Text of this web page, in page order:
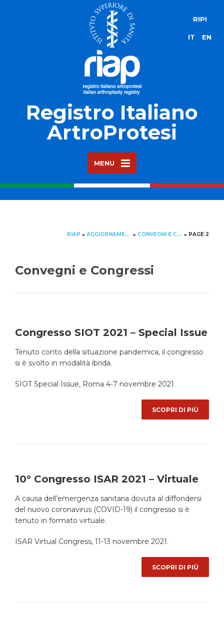
Registro Italiano
ArtroProtesi
MENU
RIPI
IT EN
RIAP » AGGIORNAMENTO » CONVEGNI E CONGRESSI » PAGE 2
Convegni e Congressi
Congresso SIOT 2021 – Special Issue
Tenuto conto della situazione pandemica, il congresso
si è svolto in modalità ibrida.
SIOT Special Issue, Roma 4-7 novembre 2021.
SCOPRI DI PIÙ
10° Congresso ISAR 2021 – Virtuale
A causa dell’emergenza sanitaria dovuta al diffondersi
del nuovo coronavirus (COVID-19) il congresso si è
tenuto in formato virtuale.
ISAR Virtual Congress, 11-13 novembre 2021.
SCOPRI DI PIÙ